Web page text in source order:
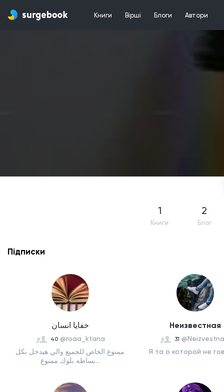
Книги Вірші Блоги Автори
1
Книги
2
Блог
Підписки
خفايا انسان
40 @roaa_ktana
ممنوع الخاص للجميع والي هيدخل بكل
بساطه بلوك ممنوع...
Неизвестная
31
Я та о которой не